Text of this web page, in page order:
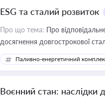
ESG та сталий розвиток
Про що тема: Про
досягнення довгострокової
Паливно-енергетичний
Воєнний стан: наслідки